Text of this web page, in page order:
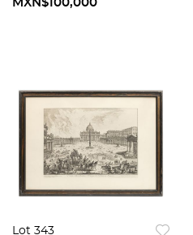
y fechado “Fortuny
MXN$100,000
Lot 343